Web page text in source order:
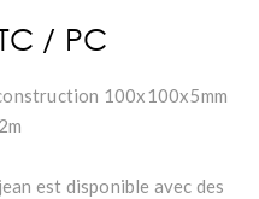
/ PC
100x100x5mm
est disponible avec des